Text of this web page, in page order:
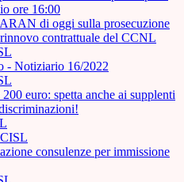
ore 16:00
di oggi sulla prosecuzione
contrattuale del CCNL
- Notiziario 16/2022
euro: spetta anche ai supplenti
consulenze per immissione